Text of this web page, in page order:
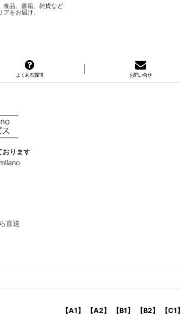
食品、書籍、雑貨など
をお届け。
よくある質問 お問い合せ
おります
直送
【A1】 【A2】 【B1】 【B2】 【C1】